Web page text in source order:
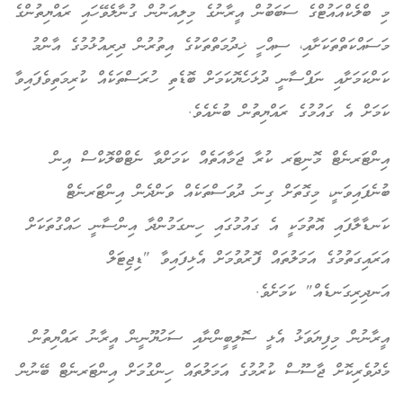
މި ބްލެކްއައުޓްގެ ސަބަބުން އީރާނުގެ މިލިއަނުން ގުނާލެވޭހައި ރައްޔިތުންގެ
މަސައްކަތްތަކަށާއި، ސިއްހީ ޚިދުމަތްތަކުގެ އިތުރުން ދިރިއުޅުމުގެ އާންމު
ކަންކަމަށާއި ނަފްސާނީ ދުޅަހެޔޮކަމަށް ބޮޑެތި ހުރަސްތަކެއް ކުރިމަތިވެފައިވާ
ކަމަށް އެ ގައުމުގެ ރައްޔިތުން ބުނެއެވެ.
އިންޓަރނެޓް މޮނިޓަރ ކުރާ ޖަމާއަތެއް ކަމަށްވާ ނެޓްބްލޮކްސް އިން
ބުނެފައިވަނީ، މިގޮތަށް ގިނަ ދުވަސްތަކެއް ވަންދެން އިންޓަރނެޓް
ކަނޑާލާފައި އޮތުމަކީ އެ ގައުމުގައި ހިނގަމުންދާ އިންސާނީ ހައްގުތަކަށް
އަރައިގަތުމުގެ އަމަލުތައް ފޮރުވުމަށް އެޅިފައިވާ "ޑިޖިޓަލް
އަނދިރިގަނޑެއް" ކަމަށެވެ.
އީރާނުން މިފިޔަވަޅު އެޅީ ސޮލީބީންނާއި ސަހުޔޫނީން އީރާނު ރައްޔިތުން
މެދުވެރިކޮށް ޖާސޫސް ކުރުމުގެ އަމަލުތައް ހިންގުމަށް އިންޓަރނެޓް ބޭނުން